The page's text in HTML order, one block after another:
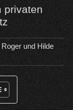
privaten
Roger und Hilde